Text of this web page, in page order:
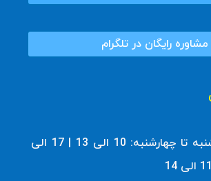
مشاوره رایگان در تلگرام
شنبه تا چهارشنبه: 10 الی 13 | 17 الی